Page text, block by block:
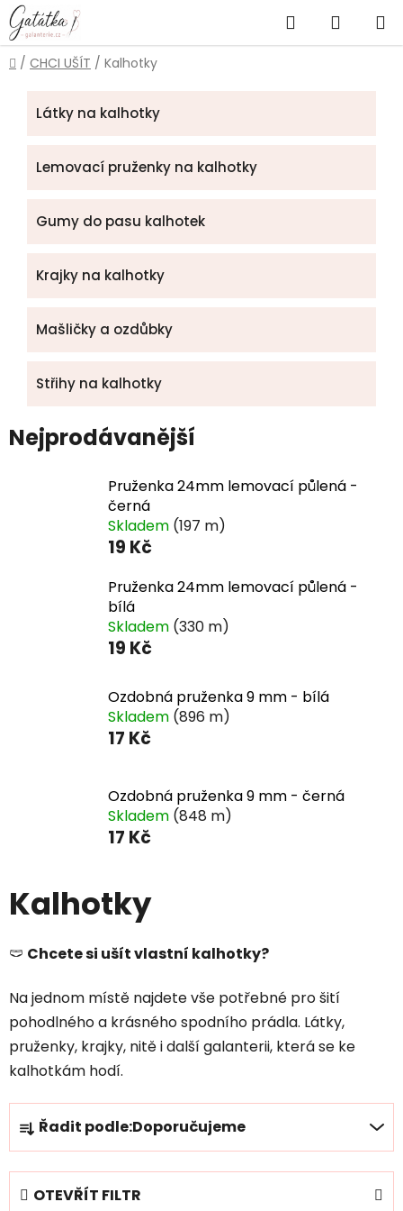
Přejít
na
obsah
Hledat
KOŠÍK
Domů
/ CHCI UŠÍT / Kalhotky
Látky na kalhotky
Lemovací pruženky na kalhotky
Gumy do pasu kalhotek
Krajky na kalhotky
Mašličky a ozdůbky
Střihy na kalhotky
Nejprodávanější
Pruženka 24mm lemovací půlená -
černá
Skladem (197 m)
19 Kč
Pruženka 24mm lemovací půlená -
bílá
Skladem (330 m)
19 Kč
Ozdobná pruženka 9 mm - bílá
Skladem (896 m)
17 Kč
Ozdobná pruženka 9 mm - černá
Skladem (848 m)
17 Kč
Kalhotky
🩲 Chcete si ušít vlastní kalhotky?
Na jednom místě najdete vše potřebné pro šití
pohodlného a krásného spodního prádla. Látky,
pruženky, krajky, nitě i další galanterii, která se ke
kalhotkám hodí.
Ř
a
z
e
Řadit podle:Doporučujeme
OTEVŘÍT FILTR